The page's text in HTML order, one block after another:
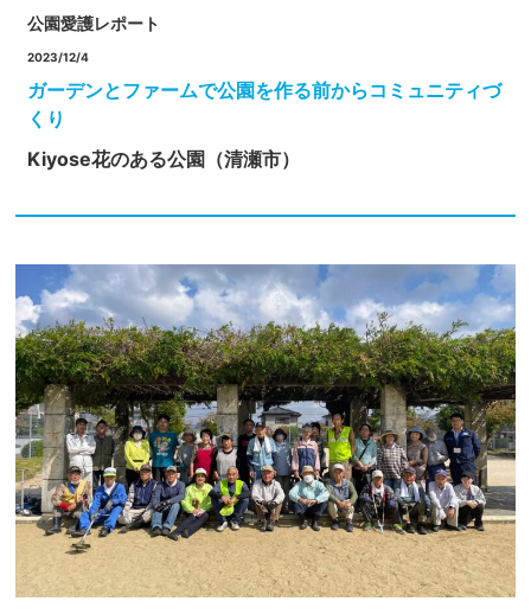
公園愛護レポート
2023/12/4
ガーデンとファームで公園を作る前からコミュニティづ
くり
Kiyose花のある公園（清瀬市）